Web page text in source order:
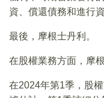
資、償還債務和進行
最後，摩根士丹利。
在股權業務方面，摩
在2024年第1季，股